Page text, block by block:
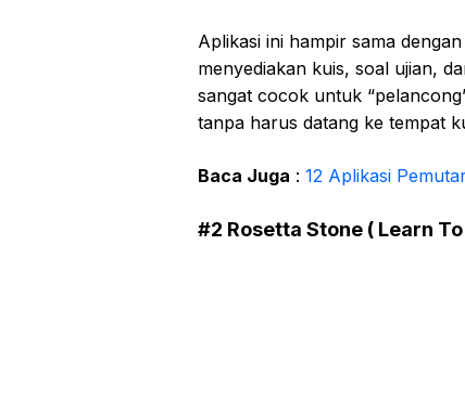
Aplikasi ini hampir sama
menyediakan kuis, soal ujian,
sangat cocok untuk
tanpa harus datang ke tempat
Baca Juga : 12 Aplikasi
#2 Rosetta Stone ( Learn